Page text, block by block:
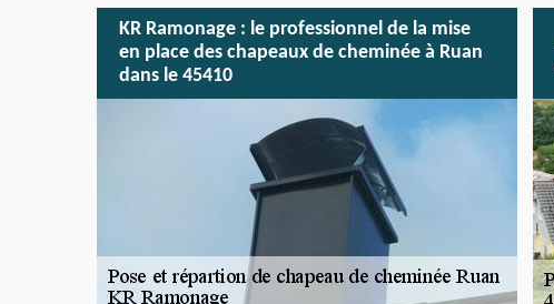
KR Ramonage : le professionnel de la mise
en place des chapeaux de cheminée à Ruan
dans le 45410